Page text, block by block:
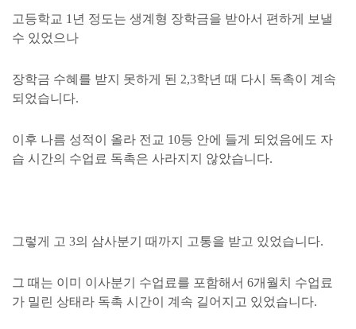
고등학교 1년 정도는 생계형 장학금을 받아서 편하게 보낼
수 있었으나
장학금 수혜를 받지 못하게 된 2,3학년 때 다시 독촉이 계속
되었습니다.
이후 나름 성적이 올라 전교 10등 안에 들게 되었음에도 자
습 시간의 수업료 독촉은 사라지지 않았습니다.
그렇게 고 3의 삼사분기 때까지 고통을 받고 있었습니다.
그 때는 이미 이사분기 수업료를 포함해서 6개월치 수업료
가 밀린 상태라 독촉 시간이 계속 길어지고 있었습니다.